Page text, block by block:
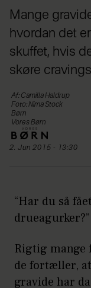
Mange
hvordan det
skuffet, hvis
skøre
Af: Camilla Haldrup
Foto: Nima Stock
Børn
Vores Børn
2. Jun 2015 - 13:30
“Har du så
drueagurker?”
Rigtig mange
de fortæller,
gravide har